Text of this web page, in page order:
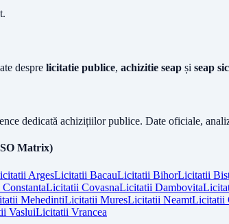
despre licitatie publice, achizitie seap și seap
dedicată achizițiilor publice. Date oficiale,
Matrix)
ArgesLicitatii BacauLicitatii BihorLicitatii
ConstantaLicitatii CovasnaLicitatii Dambovita
MehedintiLicitatii MuresLicitatii NeamtLicitatii
VasluiLicitatii Vrancea